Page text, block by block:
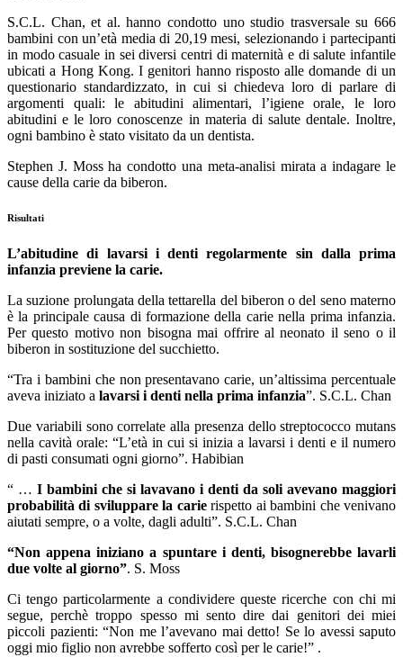
S.C.L. Chan, et al. hanno condotto uno studio trasversale su 666
bambini con un’età media di 20,19 mesi, selezionando i partecipanti
in modo casuale in sei diversi centri di maternità e di salute infantile
ubicati a Hong Kong. I genitori hanno risposto alle domande di un
questionario standardizzato, in cui si chiedeva loro di parlare di
argomenti quali: le abitudini alimentari, l’igiene orale, le loro
abitudini e le loro conoscenze in materia di salute dentale. Inoltre,
ogni bambino è stato visitato da un dentista.
Stephen J. Moss ha condotto una meta-analisi mirata a indagare le
cause della carie da biberon.
Risultati
L’abitudine di lavarsi i denti regolarmente sin dalla prima
infanzia previene la carie.
La suzione prolungata della tettarella del biberon o del seno materno
è la principale causa di formazione della carie nella prima infanzia.
Per questo motivo non bisogna mai offrire al neonato il seno o il
biberon in sostituzione del succhietto.
“Tra i bambini che non presentavano carie, un’altissima percentuale
aveva iniziato a lavarsi i denti nella prima infanzia”. S.C.L. Chan
Due variabili sono correlate alla presenza dello streptococco mutans
nella cavità orale: “L’età in cui si inizia a lavarsi i denti e il numero
di pasti consumati ogni giorno”. Habibian
“ … I bambini che si lavavano i denti da soli avevano maggiori
probabilità di sviluppare la carierispetto ai bambini che venivano
aiutati sempre, o a volte, dagli adulti”. S.C.L. Chan
“Non appena iniziano a spuntare i denti, bisognerebbe lavarli
due volte al giorno”. S. Moss
Ci tengo particolarmente a condividere queste ricerche con chi mi
segue, perchè troppo spesso mi sento dire dai genitori dei miei
piccoli pazienti: “Non me l’avevano mai detto! Se lo avessi saputo
oggi mio figlio non avrebbe sofferto così per le carie!” .